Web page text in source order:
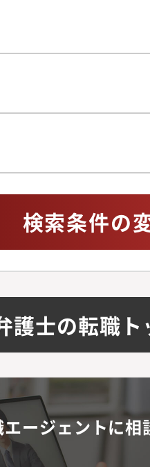
検索条件の
護士の転職ト
ージェントに相